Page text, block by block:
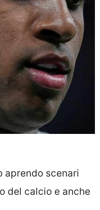
aprendo scenari
del calcio e anche